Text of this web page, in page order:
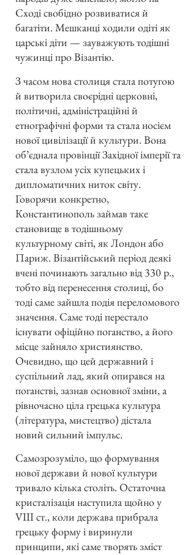
Сході свобідно розвиватися й
багатіти. Мешканці ходили одіті як
царські діти — зауважують тодішні
чужинці про Візантію.
З часом нова столиця стала потугою
й витворила своєрідні церковні,
політичні, адміністраційні й
етнографічні форми та стала носієм
нової цивілізації й культури. Вона
об’єднала провінції Західної імперії та
стала вузлом усіх купецьких і
дипломатичних ниток світу.
Говорячи конкретно,
Константинополь займав таке
становище в тодішньому
культурному світі, як Лондон або
Париж. Візантійський період деякі
вчені починають загально від 330 р.,
тобто від перенесення столиці, бо
тоді саме зайшла подія переломового
значення. Саме тоді перестало
існувати офіційно поганство, а його
місце зайняло християнство.
Очевидно, що цей державний і
суспільний лад, який опирався на
поганстві, зазнав основної зміни, а
рівночасно ціла грецька культура
(література, мистецтво) дістала
новий сильний імпульс.
Самозрозуміло, що формування
нової держави й нової культури
тривало кілька століть. Остаточна
кристалізація наступила щойно у
VIII ст., коли держава прибрала
грецьку форму і виринули
принципи, які саме творять зміст